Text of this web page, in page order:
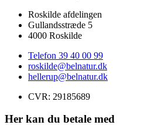
Roskilde afdelingen
Gullandsstræde 5
4000 Roskilde
Telefon 39 40 00 99
roskilde@belnatur.dk
hellerup@belnatur.dk
CVR: ​29185689
Her kan du betale med